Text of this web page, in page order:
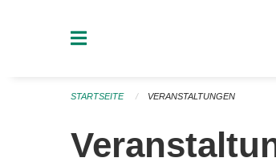
STARTSEITE VERANSTALTUNGEN